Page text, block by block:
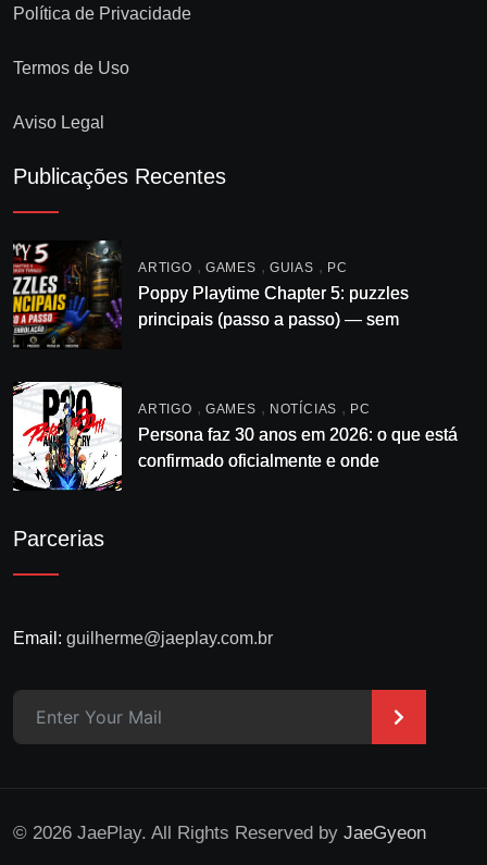
Política de Privacidade
Termos de Uso
Aviso Legal
Publicações Recentes
ARTIGO , GAMES , GUIAS , PC
Poppy Playtime Chapter 5: puzzles
principais (passo a passo) — sem
ARTIGO , GAMES , NOTÍCIAS , PC
Persona faz 30 anos em 2026: o que está
confirmado oficialmente e onde
Parcerias
Email: guilherme@jaeplay.com.br
>
© 2026 JaePlay. All Rights Reserved by JaeGyeon